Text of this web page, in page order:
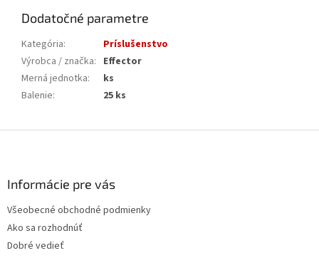
Dodatočné parametre
Kategória:
Príslušenstvo
Výrobca / značka: Effector
Merná jednotka:
ks
Balenie: 25 ks
Informácie pre vás
Všeobecné obchodné podmienky
Ako sa rozhodnúť
Dobré vedieť